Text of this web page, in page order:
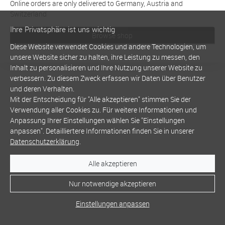
Online orders are only delivered to Germany, Austria and
Switzerland
Browse shop
Ihre Privatsphäre ist uns wichtig
Diese Website verwendet Cookies und andere Technologien, um
unsere Website sicher zu halten, ihre Leistung zu messen, den
Inhalt zu personalisieren und Ihre Nutzung unserer Website zu
verbessern. Zu diesem Zweck erfassen wir Daten über Benutzer
und deren Verhalten.
Mit der Entscheidung für "Alle akzeptieren" stimmen Sie der
Verwendung aller Cookies zu. Für weitere Informationen und
Anpassung Ihrer Einstellungen wählen Sie "Einstellungen
anpassen". Detailliertere Informationen finden Sie in unserer
Datenschutzerklärung.
Alle akzeptieren
Nur notwendige akzeptieren
Einstellungen anpassen